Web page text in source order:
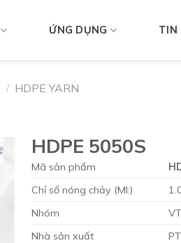
ỨNG DỤNG TIN
/ HDPE YARN
HDPE 5050S
Mã sản phẩm
Chỉ số nóng chảy (MI:)
Nhóm
Nhà sản xuất